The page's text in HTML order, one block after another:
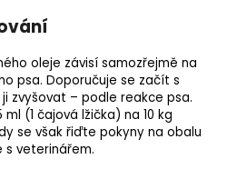
oleje závisí samozřejmě na
psa. Doporučuje se začít s
zvyšovat – podle reakce psa.
(1 čajová lžička) na 10 kg
se však řiďte pokyny na obalu
veterinářem.